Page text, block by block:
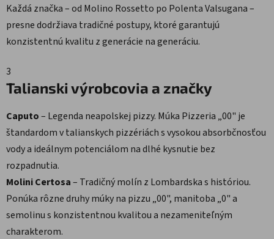
Každá značka – od Molino Rossetto po Polenta Valsugana –
presne dodržiava tradičné postupy, ktoré garantujú
konzistentnú kvalitu z generácie na generáciu.
3
Talianski výrobcovia a značky
Caputo– Legenda neapolskej pizzy. Múka Pizzeria „00" je
štandardom v talianskych pizzériách s vysokou absorbčnosťou
vody a ideálnym potenciálom na dlhé kysnutie bez
rozpadnutia.
Molini Certosa– Tradičný molín z Lombardska s históriou.
Ponúka rôzne druhy múky na pizzu „00", manitoba „0" a
semolinu s konzistentnou kvalitou a nezameniteľným
charakterom.